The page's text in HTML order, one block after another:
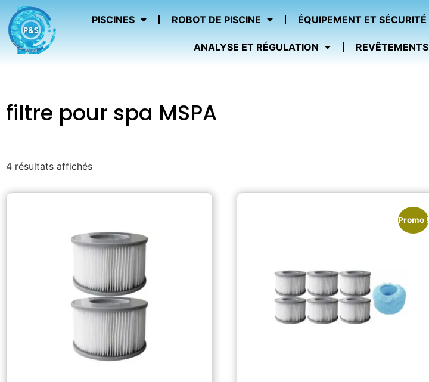
PISCINES ROBOT DE PISCINE ÉQUIPEMENT ET SÉCURITÉ
ANALYSE ET RÉGULATION REVÊTEMENTS
filtre pour spa MSPA
4 résultats affichés
Promo !